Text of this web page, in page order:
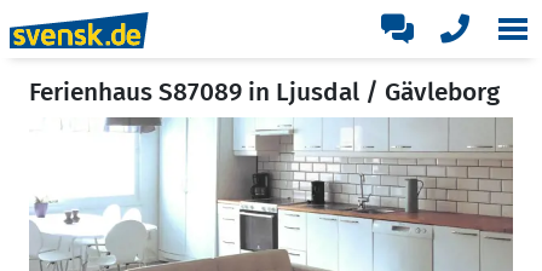
Ferienhaus S87089 in Ljusdal / Gävleborg